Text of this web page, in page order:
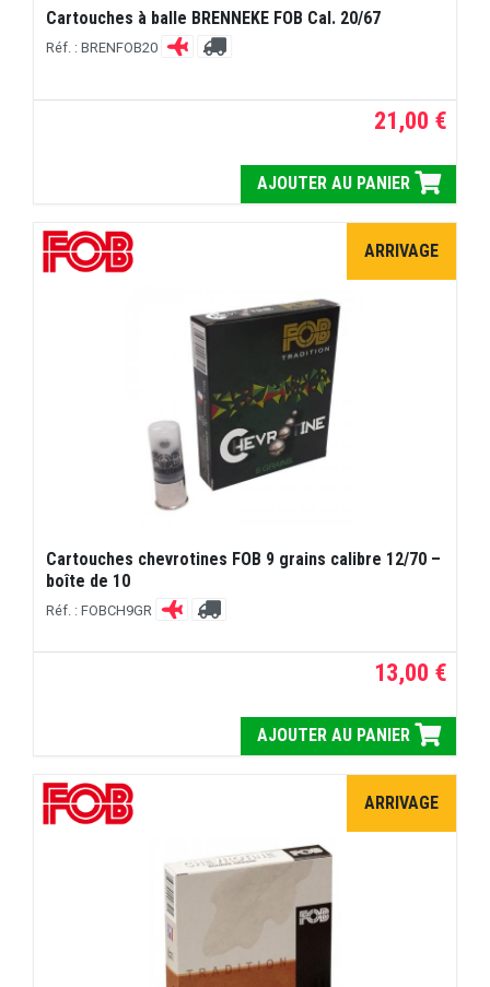
Cartouches à balle BRENNEKE FOB Cal. 20/67
Réf. : BRENFOB20
21,00 €
AJOUTER AU PANIER
ARRIVAGE
Cartouches chevrotines FOB 9 grains calibre 12/70 –
boîte de 10
Réf. : FOBCH9GR
13,00 €
AJOUTER AU PANIER
ARRIVAGE